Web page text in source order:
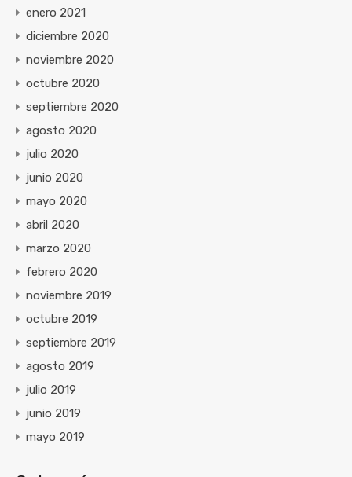
enero 2021
diciembre 2020
noviembre 2020
octubre 2020
septiembre 2020
agosto 2020
julio 2020
junio 2020
mayo 2020
abril 2020
marzo 2020
febrero 2020
noviembre 2019
octubre 2019
septiembre 2019
agosto 2019
julio 2019
junio 2019
mayo 2019